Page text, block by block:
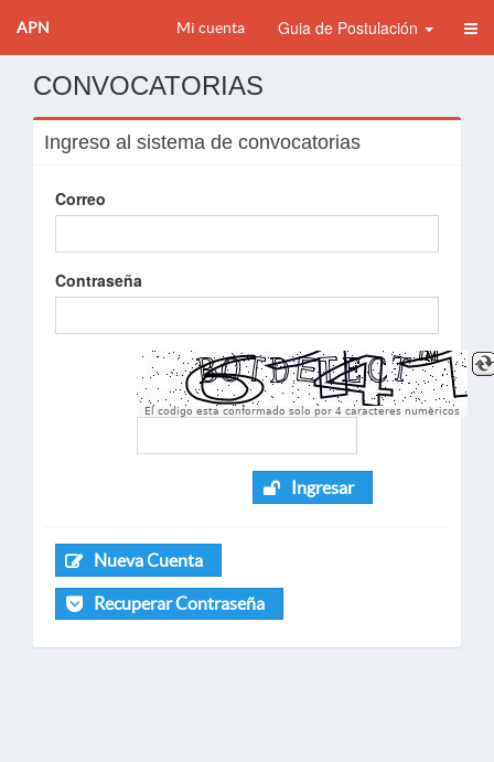
APN Mi cuenta Guia de Postulación
CONVOCATORIAS
Ingreso al sistema de convocatorias
Correo
Contraseña
El codigo esta conformado solo por 4 caracteres numèricos
Ingresar
Nueva Cuenta
Recuperar Contraseña